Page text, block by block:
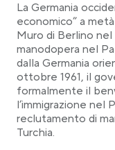
La Germania
economico” a
Muro di Berlino nel
manodopera nel
dalla Germania
ottobre 1961, il
formalmente il
l’immigrazione nel
reclutamento di
Turchia.